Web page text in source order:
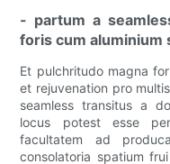
- partum a
foris cum aluminium
Et pulchritudo magna
et rejuvenation pro
seamless transitus a
locus potest esse
facultatem ad
consolatoria spatium